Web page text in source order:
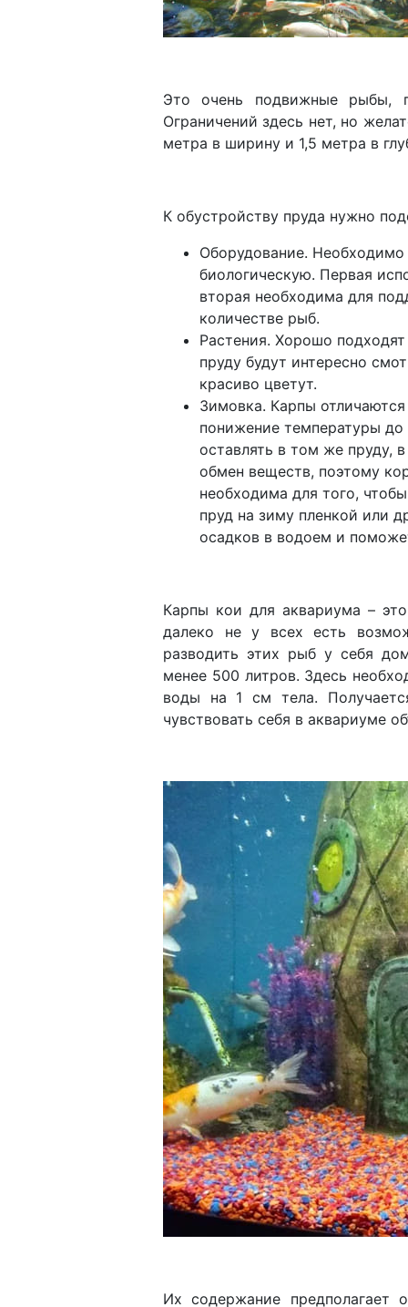
Это очень подвижные рыбы,
Ограничений здесь нет, но
метра в ширину и 1,5 метра в
К обустройству пруда нужно
Оборудование. Необходимо
биологическую. Первая
вторая необходима для
количестве рыб.
Растения. Хорошо
пруду будут интересно
красиво цветут.
Зимовка. Карпы
понижение температуры
оставлять в том же пруду,
обмен веществ, поэтому
необходима для того,
пруд на зиму пленкой или
осадков в водоем и
Карпы кои для аквариума –
далеко не у всех есть
разводить этих рыб у себя
менее 500 литров. Здесь
воды на 1 см тела.
чувствовать себя в аквариуме
Их содержание предполагает